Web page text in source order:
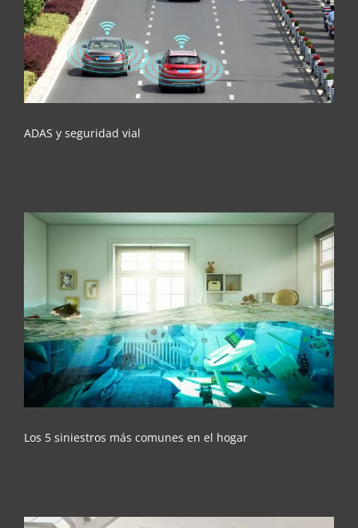
ADAS y seguridad vial
ADAS y seguridad vial
Los 5 siniestros más comunes en el hogar
Los 5 siniestros más comunes en el hogar